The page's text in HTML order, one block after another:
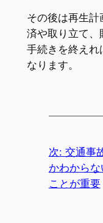
その後は再生計
済や取り立て、
手続きを終えれ
なります。
次: 交通事
かわからな
ことが重要